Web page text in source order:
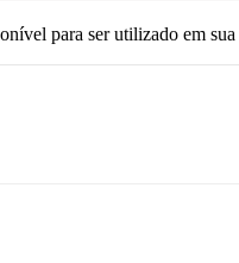
para ser utilizado em